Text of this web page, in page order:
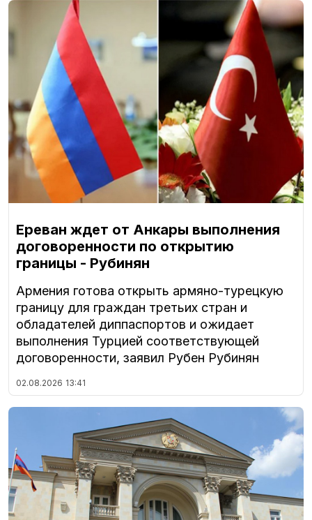
Ереван ждет от Анкары выполнения
договоренности по открытию
границы - Рубинян
Армения готова открыть армяно-турецкую
границу для граждан третьих стран и
обладателей диппаспортов и ожидает
выполнения Турцией соответствующей
договоренности, заявил Рубен Рубинян
02.08.2026 13:41